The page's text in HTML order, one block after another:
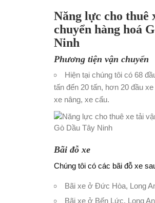
Năng lực cho thuê
chuyển hàng hoá
Ninh
Phương tiện vận chuyển
Hiện tại chúng tôi có 68
tấn đến 20 tấn, hơn 20 đầu
xe nâng, xe cẩu.
Bãi đỗ xe
Chúng tôi có các bãi đỗ xe
Bãi xe ở Đức Hòa, Long
Bãi xe ở Bến Lức, Long An